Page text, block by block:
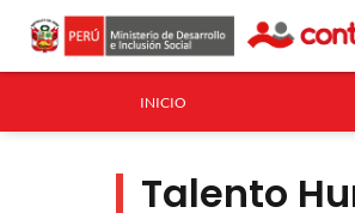
INICIO
Talento